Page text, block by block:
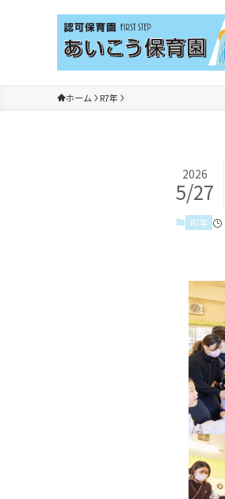
ホーム R7年
2026
5/27
R7年